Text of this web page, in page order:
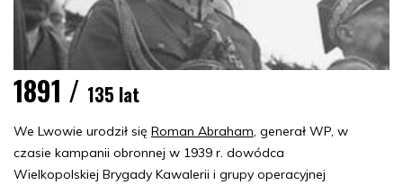
1891 / 135 lat
We Lwowie urodził się Roman Abraham, generał WP, w
czasie kampanii obronnej w 1939 r. dowódca
Wielkopolskiej Brygady Kawalerii i grupy operacyjnej